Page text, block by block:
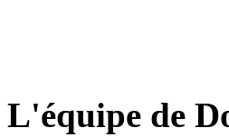
L'équipe de